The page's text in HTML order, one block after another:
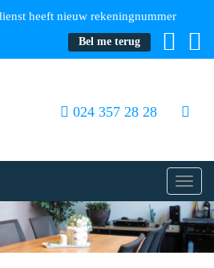
heeft nieuw rekeningnummer
Bel me terug
024 357 28 28